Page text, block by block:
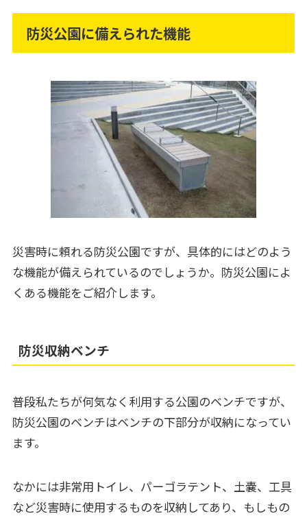
防災公園に備えられた機能
災害時に頼れる防災公園ですが、具体的にはどのよう
な機能が備えられているのでしょうか。防災公園によ
くある機能をご紹介します。
防災収納ベンチ
普段私たちが何気なく利用する公園のベンチですが、
防災公園のベンチはベンチの下部分が収納になってい
ます。
なかには非常用トイレ、パーゴラテント、土嚢、工具
など災害時に使用するものを収納してあり、もしもの